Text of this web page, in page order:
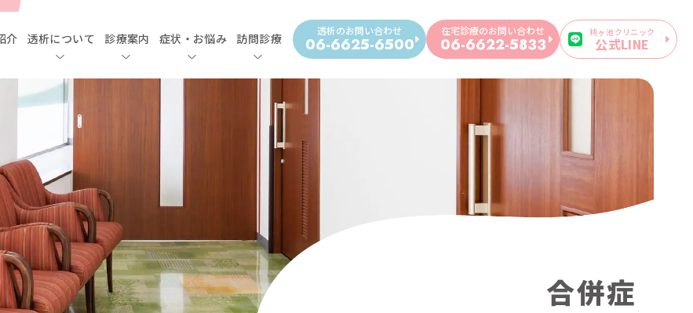
介 透析について 診療案内 症状・お悩み 訪問診療
透析のお問い合わせ
06-6625-6500
在宅診療のお問い合わせ
06-6622-5833
桃ヶ池クリニック
公式LINE
合併症